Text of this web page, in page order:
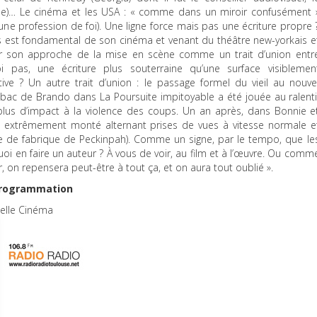
Le cinéma et les USA : « comme dans un miroir confusément
profession de foi). Une ligne force mais pas une écriture propre
est fondamental de son cinéma et venant du théâtre new-yorkais
son approche de la mise en scène comme un trait d’union
une écriture plus souterraine qu’une surface
? Un autre trait d’union : le passage formel du vieil au
de Brando dans La Poursuite impitoyable a été jouée au
d’impact à la violence des coups. Un an après, dans Bonnie
monté alternant prises de vues à vitesse normale
fabrique de Peckinpah). Comme un signe, par le tempo, que
en faire un auteur ? À vous de voir, au film et à l’œuvre. Ou
on repensera peut-être à tout ça, et on aura tout oublié ».
Cinéma